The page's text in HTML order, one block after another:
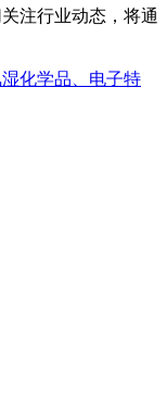
注行业动态，将通
化学品、电子特